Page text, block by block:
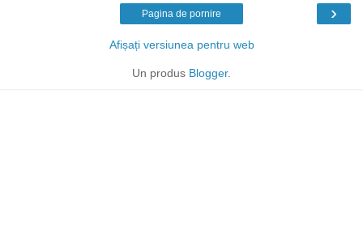
›
Pagina de pornire
Afișați versiunea pentru web
Un produs Blogger.